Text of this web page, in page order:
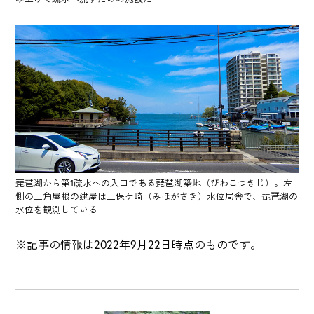
琵琶湖から第1疏水への入口である琵琶湖築地（びわこつきじ）。左
側の三角屋根の建屋は三保ケ崎（みほがさき）水位局舎で、琵琶湖の
水位を観測している
※記事の情報は2022年9月22日時点のものです。